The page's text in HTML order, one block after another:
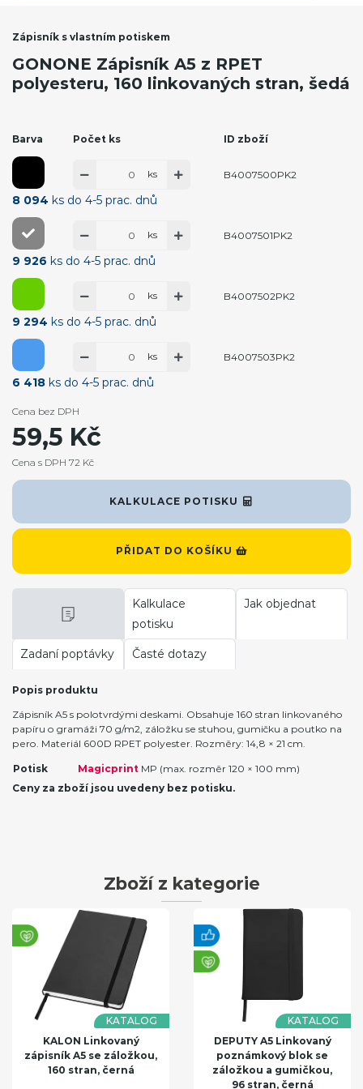
Zápisník s vlastním potiskem
GONONE Zápisník A5 z RPET
polyesteru, 160 linkovaných stran, šedá
Barva Počet ks ID zboží
8 094 ks do 4-5 prac. dnů
ks B4007500PK2
9 926 ks do 4-5 prac. dnů
ks B4007501PK2
9 294 ks do 4-5 prac. dnů
ks B4007502PK2
6 418 ks do 4-5 prac. dnů
ks B4007503PK2
KALKULACE POTISKU
PŘIDAT DO KOŠÍKU
Cena bez DPH
59,5 Kč
Cena s DPH 72 Kč
Kalkulace
potisku
Jak objednat
Zadaní poptávky Časté dotazy
Popis produktu
Zápisník A5 s polotvrdými deskami. Obsahuje 160 stran linkovaného
papíru o gramáži 70 g/m2, záložku se stuhou, gumičku a poutko na
pero. Materiál 600D RPET polyester. Rozměry: 14,8 × 21 cm.
Potisk Magicprint MP (max. rozměr 120 × 100 mm)
Ceny za zboží jsou uvedeny bez potisku.
Zboží z kategorie
KATALOG
KALON Linkovaný
zápisník A5 se záložkou,
160 stran, černá
KATALOG
DEPUTY A5 Linkovaný
poznámkový blok se
záložkou a gumičkou,
96 stran, černá